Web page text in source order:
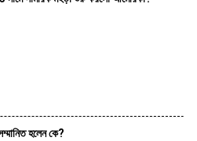
হলেন কে?